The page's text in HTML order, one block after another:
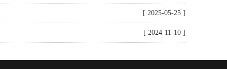
[ 2025-05-25 ]
[ 2024-11-10 ]